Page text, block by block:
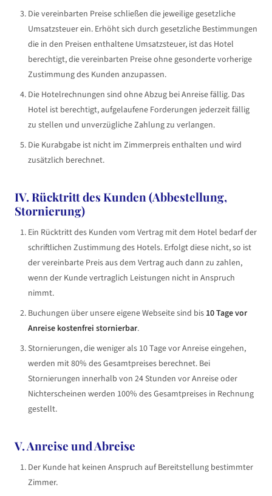
Die vereinbarten Preise schließen die jeweilige gesetzliche
Umsatzsteuer ein. Erhöht sich durch gesetzliche Bestimmungen
die in den Preisen enthaltene Umsatzsteuer, ist das Hotel
berechtigt, die vereinbarten Preise ohne gesonderte vorherige
Zustimmung des Kunden anzupassen.
Die Hotelrechnungen sind ohne Abzug bei Anreise fällig. Das
Hotel ist berechtigt, aufgelaufene Forderungen jederzeit fällig
zu stellen und unverzügliche Zahlung zu verlangen.
Die Kurabgabe ist nicht im Zimmerpreis enthalten und wird
zusätzlich berechnet.
IV. Rücktritt des Kunden (Abbestellung,
Stornierung)
Ein Rücktritt des Kunden vom Vertrag mit dem Hotel bedarf der
schriftlichen Zustimmung des Hotels. Erfolgt diese nicht, so ist
der vereinbarte Preis aus dem Vertrag auch dann zu zahlen,
wenn der Kunde vertraglich Leistungen nicht in Anspruch
nimmt.
Buchungen über unsere eigene Webseite sind bis 10 Tage vor
Anreise kostenfrei stornierbar.
Stornierungen, die weniger als 10 Tage vor Anreise eingehen,
werden mit 80% des Gesamtpreises berechnet. Bei
Stornierungen innerhalb von 24 Stunden vor Anreise oder
Nichterscheinen werden 100% des Gesamtpreises in Rechnung
gestellt.
V. Anreise und Abreise
Der Kunde hat keinen Anspruch auf Bereitstellung bestimmter
Zimmer.